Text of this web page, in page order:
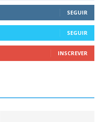
SEGUIR
SEGUIR
INSCREVER